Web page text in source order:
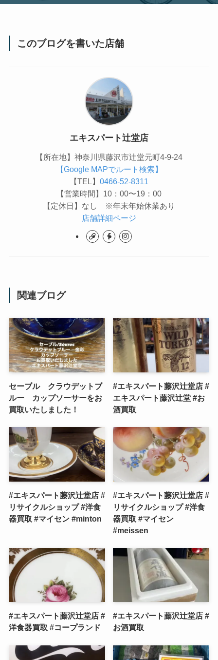
このブログを書いた店舗
エキスパート辻堂店
【所在地】神奈川県藤沢市辻堂元町4-9-24
【Google MAPでルート検索】
【TEL】 0466-52-8311
【営業時間】10：00〜19：00
【定休日】なし ※年末年始休業あり
店舗詳細ページ
関連ブログ
セーブル クラウデットブ
ルー カップソーサーをお
買取いたしました！
#エキスパート藤沢辻堂店 #
エキスパート藤沢辻堂 #お
酒買取
#エキスパート藤沢辻堂店 #
リサイクルショップ #洋食
器買取 #マイセン #minton
#エキスパート藤沢辻堂店 #
リサイクルショップ #洋食
器買取 #マイセン
#meissen
#エキスパート藤沢辻堂店 #
洋食器買取 #コープランド
#エキスパート藤沢辻堂店 #
お酒買取